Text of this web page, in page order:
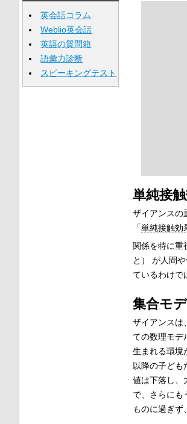
単純接
ザイアンスの
「単純接触効
関係を特に重
と） が人間
ているわけで
集合モ
ザイアンスは
ての数理モデ
生まれる環境
以降の子ども
値は下落し、
で、さらにも
ものに過ぎず
英会話コラム
Weblio英会話
英語の質問箱
語彙力診断
スピーキングテスト